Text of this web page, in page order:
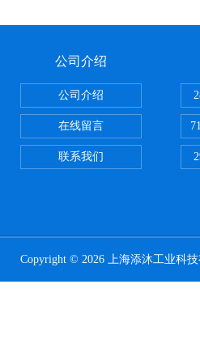
公司介绍
公司介绍
在线留言
联系我们
Copyright © 2026 上海添沐工业科